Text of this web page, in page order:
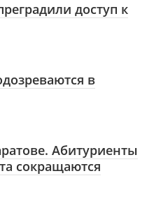
доступ к
в
Абитуриенты
сокращаются